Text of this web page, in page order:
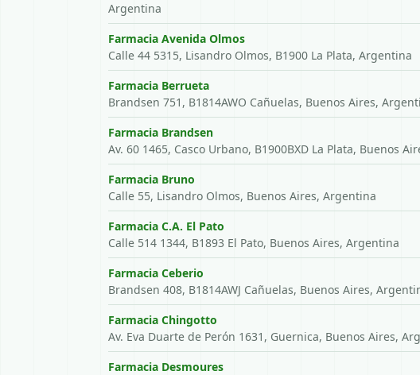
Argentina
Farmacia Avenida Olmos
Calle 44 5315, Lisandro Olmos, B1900 La Plata, Argentina
Farmacia Berrueta
Brandsen 751, B1814AWO Cañuelas, Buenos Aires,
Farmacia Brandsen
Av. 60 1465, Casco Urbano, B1900BXD La Plata, Buenos
Farmacia Bruno
Calle 55, Lisandro Olmos, Buenos Aires, Argentina
Farmacia C.A. El Pato
Calle 514 1344, B1893 El Pato, Buenos Aires, Argentina
Farmacia Ceberio
Brandsen 408, B1814AWJ Cañuelas, Buenos Aires,
Farmacia Chingotto
Av. Eva Duarte de Perón 1631, Guernica, Buenos Aires,
Farmacia Desmoures